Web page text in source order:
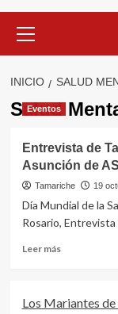
primario
INICIO SALUD
Salud
Eventos
Entrevista de
Asunción de
Tamariche 19
Día Mundial de la
Rosario,
Leer másLeer
de
Los Mariantes